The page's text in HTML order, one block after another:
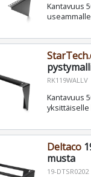
Kantavuus
RK119WALLV
Kantavuus
Deltaco
musta
19-DTSR0202